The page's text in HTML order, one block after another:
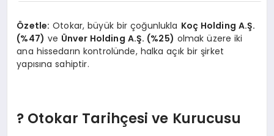
Özetle: Otokar, büyük bir çoğunlukla Koç Holding A.Ş.
(%47) ve Ünver Holding A.Ş. (%25) olmak üzere iki
ana hissedarın kontrolünde, halka açık bir şirket
yapısına sahiptir.
? Otokar Tarihçesi ve Kurucusu